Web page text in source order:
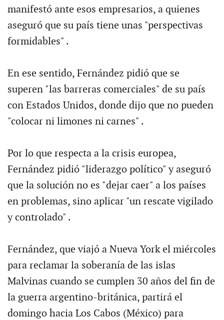
manifestó ante esos empresarios, a quienes
aseguró que su país tiene unas "perspectivas
formidables" .
En ese sentido, Fernández pidió que se
superen "las barreras comerciales" de su país
con Estados Unidos, donde dijo que no pueden
"colocar ni limones ni carnes" .
Por lo que respecta a la crisis europea,
Fernández pidió "liderazgo político" y aseguró
que la solución no es "dejar caer" a los países
en problemas, sino aplicar "un rescate vigilado
y controlado" .
Fernández, que viajó a Nueva York el miércoles
para reclamar la soberanía de las islas
Malvinas cuando se cumplen 30 años del fin de
la guerra argentino-británica, partirá el
domingo hacia Los Cabos (México) para